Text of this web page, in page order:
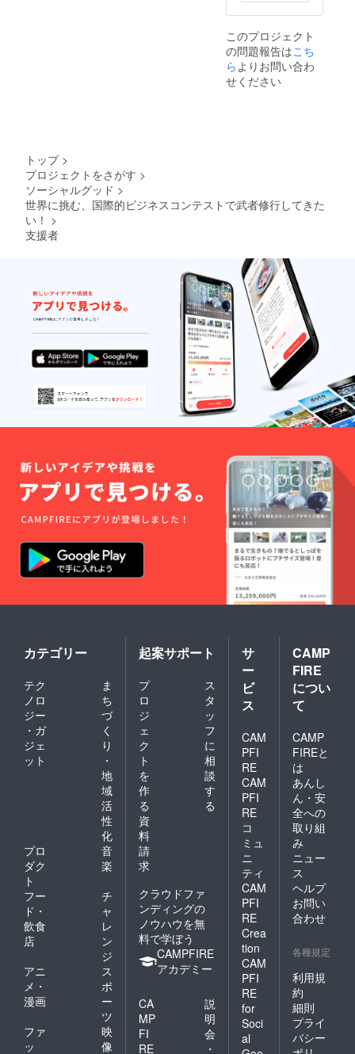
このプロジェクト
の問題報告はこち
ら よりお問い合わ
せください
トップ >
プロジェクトをさがす >
ソーシャルグッド >
世界に挑む、国際的ビジネスコンテストで武者修行してきた
い！ >
支援者
カテゴリー
テク
ノロ
ジー
・ガ
ジェ
ット
ま
ち
づ
く
り
・
地
域
活
性
化
プロ
ダク
ト
音
楽
フー
ド・
飲食
店
チ
ャ
レ
ン
ジ
アニ
メ・
漫画
ス
ポ
ー
ツ
ファ
ッ
映
像
起案サポート
プ
ロ
ジ
ェ
ク
ト
を
作
る
ス
タ
ッ
フ
に
相
談
す
る
資
料
請
求
クラウドファ
ンディングの
ノウハウを無
料で学ぼう
CAMPFIRE
アカデミー
CA
MP
FI
RE
説
明
会
・
サ
ー
ビ
ス
CAM
PFI
RE
CAM
PFI
RE
コ
ミュ
ニ
ティ
CAM
PFI
RE
Crea
tion
CAM
PFI
RE
for
Soci
al
CAMP
FIRE
につい
て
CAMP
FIREと
は
あんし
ん・安
全への
取り組
み
ニュー
ス
ヘルプ
お問い
合わせ
各種規定
利用規
約
細則
プライ
バシー